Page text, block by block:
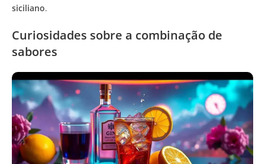
siciliano.
Curiosidades sobre a combinação de
sabores